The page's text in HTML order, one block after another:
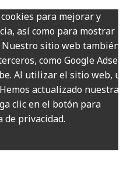
para mejorar y
así como para mostrar
sitio web también
como Google
Al utilizar el sitio web,
actualizado nuestra
clic en el botón para
privacidad.